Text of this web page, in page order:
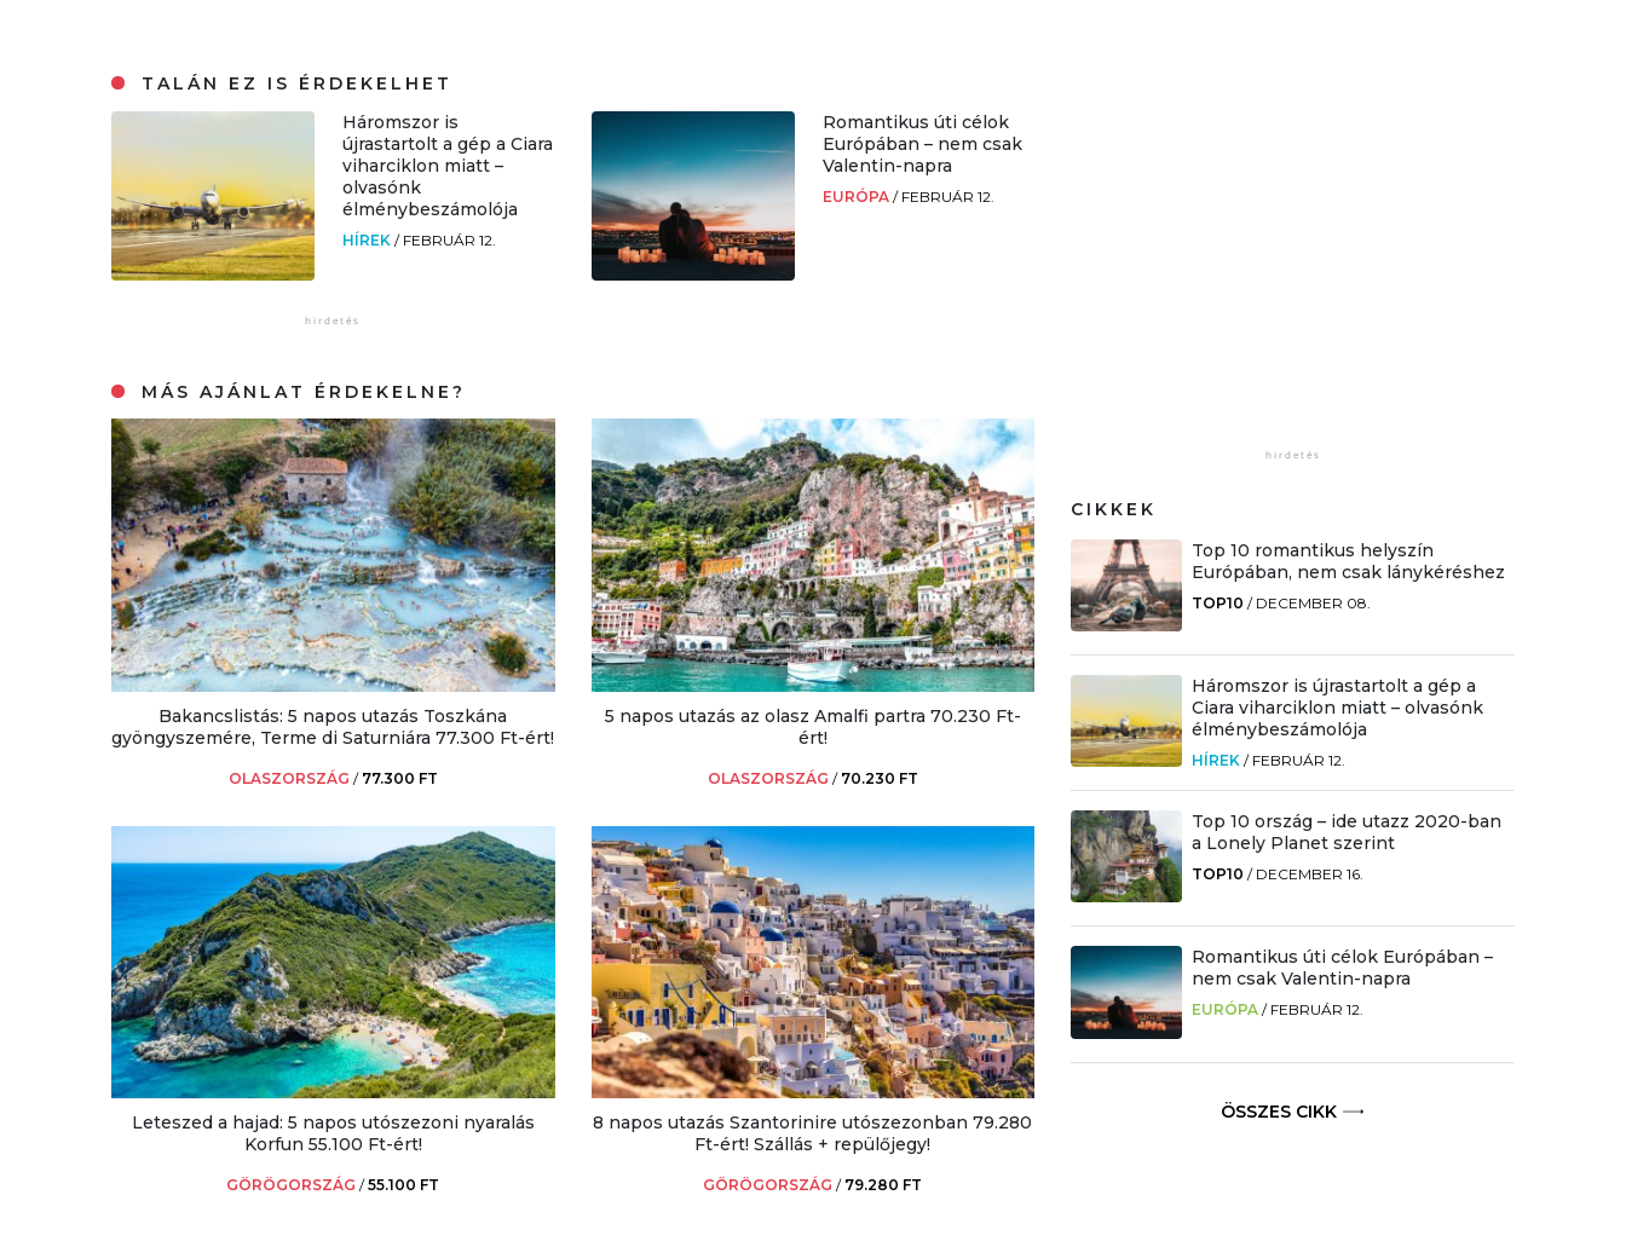
TALÁN EZ IS ÉRDEKELHET
Háromszor is
újrastartolt a gép a Ciara
viharciklon miatt –
olvasónk
élménybeszámolója
HÍREK/ FEBRUÁR 12.
Romantikus úti célok
Európában – nem csak
Valentin-napra
EURÓPA / FEBRUÁR 12.
MÁS AJÁNLAT ÉRDEKELNE?
Bakancslistás: 5 napos utazás Toszkána
gyöngyszemére, Terme di Saturniára 77.300 Ft-ért!
OLASZORSZÁG / 77.300 FT
5 napos utazás az olasz Amalfi partra 70.230 Ft-
ért!
OLASZORSZÁG / 70.230 FT
Leteszed a hajad: 5 napos utószezoni nyaralás
Korfun 55.100 Ft-ért!
GÖRÖGORSZÁG /55.100 FT
8 napos utazás Szantorinire utószezonban 79.280
Ft-ért! Szállás + repülőjegy!
GÖRÖGORSZÁG / 79.280 FT
CIKKEK
Top 10 romantikus helyszín
Európában, nem csak lánykéréshez
TOP10 / DECEMBER 08.
Háromszor is újrastartolt a gép a
Ciara viharciklon miatt – olvasónk
élménybeszámolója
HÍREK / FEBRUÁR 12.
Top 10 ország – ide utazz 2020-ban
a Lonely Planet szerint
TOP10 / DECEMBER 16.
Romantikus úti célok Európában –
nem csak Valentin-napra
EURÓPA / FEBRUÁR 12.
ÖSSZES CIKK